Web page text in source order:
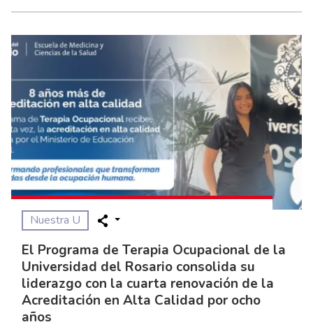
Nuestra U
El Programa de Terapia Ocupacional de la
Universidad del Rosario consolida su
liderazgo con la cuarta renovación de la
Acreditación en Alta Calidad por ocho
años